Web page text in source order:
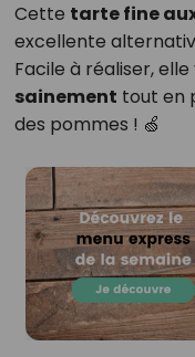
Cette tarte fine
excellente
Facile à réaliser,
sainement tout en
des pommes ! 🍏